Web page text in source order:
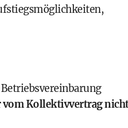
vom Kollektivvertrag